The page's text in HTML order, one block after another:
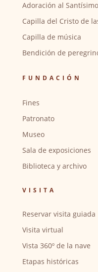
Adoración al Santísimo
Capilla del Cristo de
Capilla de música
Bendición de
FUNDACIÓN
Fines
Patronato
Museo
Sala de exposiciones
Biblioteca y archivo
VISITA
Reservar visita guiada
Visita virtual
Vista 360º de la nave
Etapas históricas